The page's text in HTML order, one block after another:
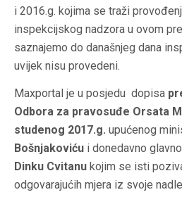
i 2016.g. kojima se traži
inspekcijskog nadzora u ovom
saznajemo do današnjeg dana
uvijek nisu provedeni.
Maxportal je u posjedu dopisa
Odbora za pravosuđe Orsata
studenog 2017.g. upućenog
Bošnjakoviću i donedavno
Dinku Cvitanu kojim se isti
odgovarajućih mjera iz svoje